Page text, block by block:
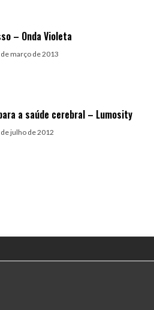
– Onda Violeta
março de 2013
a saúde cerebral – Lumosity
julho de 2012